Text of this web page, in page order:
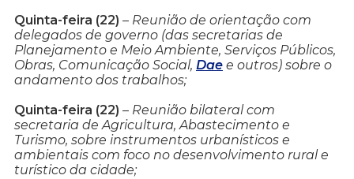
Quinta-feira (22) – Reunião de orientação com
delegados de governo (das secretarias de
Planejamento e Meio Ambiente, Serviços Públicos,
Obras, Comunicação Social, Dae e outros) sobre o
andamento dos trabalhos;
Quinta-feira (22) – Reunião bilateral com
secretaria de Agricultura, Abastecimento e
Turismo, sobre instrumentos urbanísticos e
ambientais com foco no desenvolvimento rural e
turístico da cidade;